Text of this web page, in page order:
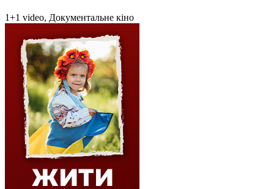
1+1 video, Документальне кіно